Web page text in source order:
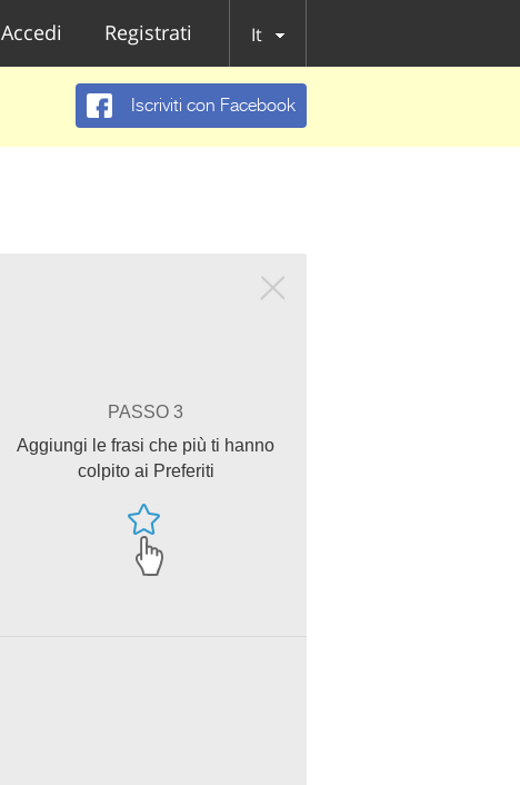
Accedi Registrati It
Iscriviti con Facebook
PASSO 3
Aggiungi le frasi che più ti hanno
colpito ai Preferiti